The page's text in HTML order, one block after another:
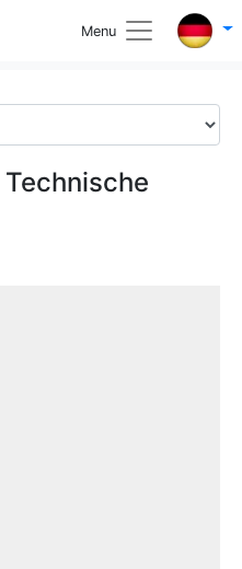
Menu
Technische